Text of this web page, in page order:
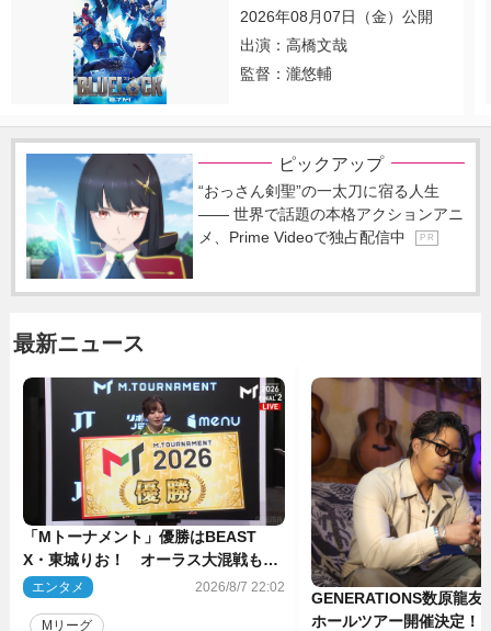
2026年08月07日（金）公開
出演：高橋文哉
監督：瀧悠輔
ピックアップ
“おっさん剣聖”の一太刀に宿る人生
―― 世界で話題の本格アクションアニ
メ、Prime Videoで独占配信中
P R
最新ニュース
「Mトーナメント」優勝はBEAST
X・東城りお！ オーラス大混戦も最
後は自ら和了って幕引き
エンタメ 2026/8/7 22:02
Mリーグ
GENERATIONS数原龍友
ホールツアー開催決定